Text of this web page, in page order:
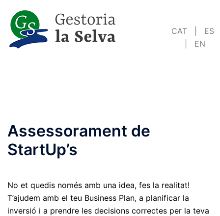
contenido
CAT
ES
EN
Assessorament de
StartUp’s
No et quedis només amb una idea, fes la realitat!
T’ajudem amb el teu Business Plan, a planificar la
inversió i a prendre les decisions correctes per la teva